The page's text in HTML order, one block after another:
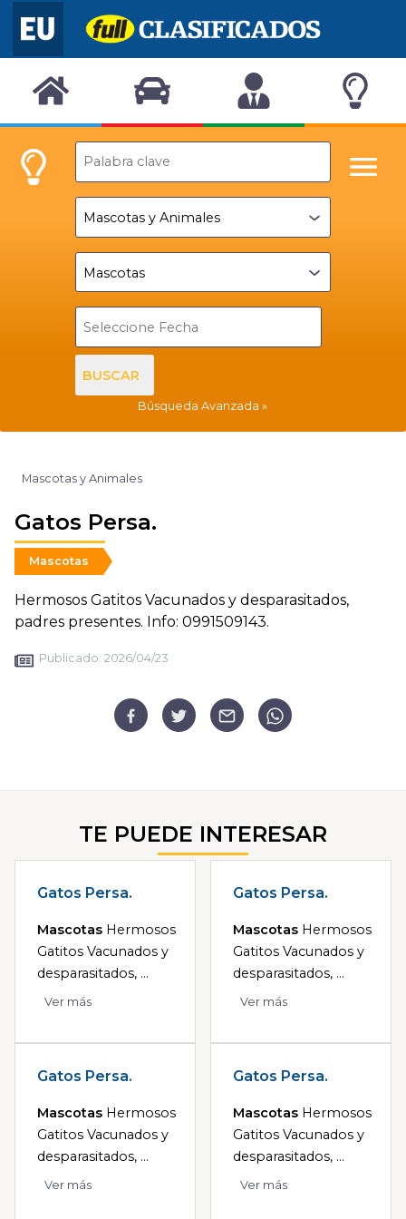
BUSCAR
Búsqueda Avanzada
Mascotas y Animales
Gatos Persa.
Mascotas
Hermosos Gatitos Vacunados y desparasitados,
padres presentes. Info: 0991509143.
Publicado: 2026/04/23
TE PUEDE INTERESAR
Gatos Persa.
Mascotas Hermosos
Gatitos Vacunados y
desparasitados, ...
Ver más
Gatos Persa.
Mascotas Hermosos
Gatitos Vacunados y
desparasitados, ...
Ver más
Gatos Persa.
Mascotas Hermosos
Gatitos Vacunados y
desparasitados, ...
Ver más
Gatos Persa.
Mascotas Hermosos
Gatitos Vacunados y
desparasitados, ...
Ver más